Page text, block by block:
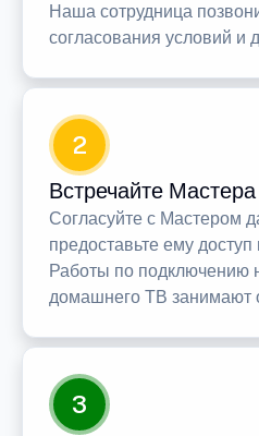
Наша сотрудница
согласования условий и
2
Встречайте Мастера
Согласуйте с Мастером
предоставьте ему доступ
Работы по подключению
домашнего ТВ занимают
3